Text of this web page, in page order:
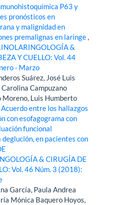
P63 y
pronósticos en
y malignidad en
premalignas en laringe,
&
Y CUELLO: Vol. 44
- Marzo
Suárez, José Luis
Campuzano
Moreno, Luis Humberto
Acuerdo entre los hallazgos
con esofagograma con
funcional
deglución, en pacientes con
& CIRUGÍA DE
Vol. 46 Núm. 3 (2018):
García, Paula Andrea
Mónica Baquero Hoyos,